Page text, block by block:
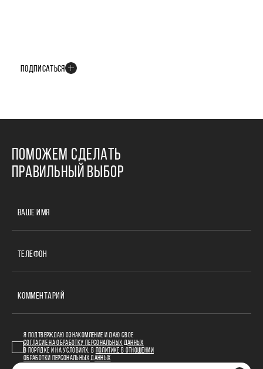
ПОДПИСАТЬСЯ
ПОМОЖЕМ СДЕЛАТЬ
ПРАВИЛЬНЫЙ ВЫБОР
ВАШЕ ИМЯ
ТЕЛЕФОН
КОММЕНТАРИЙ
Я ПОДТВЕРЖДАЮ ОЗНАКОМЛЕНИЕ И ДАЮ СВОЕ
СОГЛАСИЕ НА ОБРАБОТКУ ПЕРСОНАЛЬНЫХ ДАННЫХ
В ПОРЯДКЕ И НА УСЛОВИЯХ, В
ПОЛИТИКЕ В ОТНОШЕНИИ
ОБРАБОТКИ ПЕРСОНАЛЬНЫХ ДАННЫХ